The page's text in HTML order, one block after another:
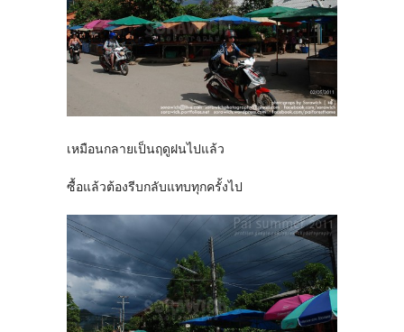
เหมือนกลายเป็นฤดูฝนไปแล้ว
ซื้อแล้วต้องรีบกลับแทบทุกครั้งไป